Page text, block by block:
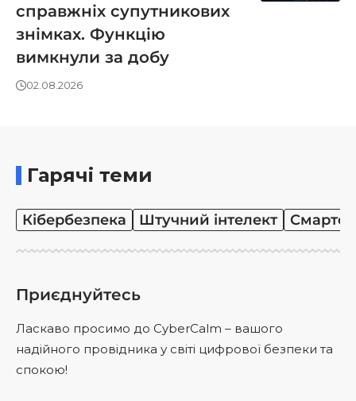
справжніх супутникових
знімках. Функцію
вимкнули за добу
02.08.2026
Гарячі теми
Кібербезпека Штучний інтелект
Приєднуйтесь
Ласкаво просимо до CyberCalm – вашого
надійного провідника у світі цифрової безпеки та
спокою!